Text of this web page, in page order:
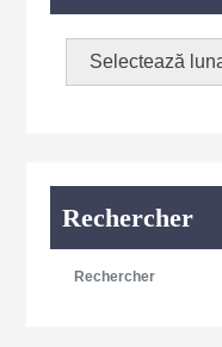
Rechercher